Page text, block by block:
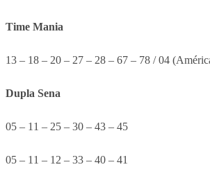
Time Mania
13 – 18 – 20 – 27 – 28 – 67 – 78 / 04
Dupla Sena
05 – 11 – 25 – 30 – 43 – 45
05 – 11 – 12 – 33 – 40 – 41